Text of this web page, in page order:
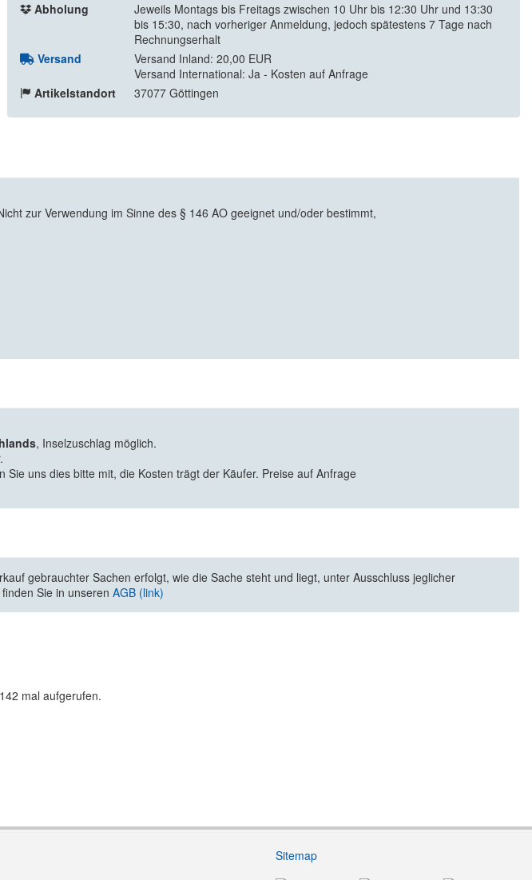
Abholung
Jeweils Montags bis Freitags zwischen 10 Uhr bis 12:30 Uhr und 13:30
bis 15:30, nach vorheriger Anmeldung, jedoch spätestens 7 Tage nach
Rechnungserhalt
Versand
Versand Inland: 20,00 EUR
Versand International: Ja - Kosten auf Anfrage
Artikelstandort
37077 Göttingen
zur Verwendung im Sinne des § 146 AO geeignet und/oder bestimmt,
, Inselzuschlag möglich.
uns dies bitte mit, die Kosten trägt der Käufer. Preise auf Anfrage
gebrauchter Sachen erfolgt, wie die Sache steht und liegt, unter Ausschluss jeglicher
Sie in unseren AGB (link)
mal aufgerufen.
Sitemap